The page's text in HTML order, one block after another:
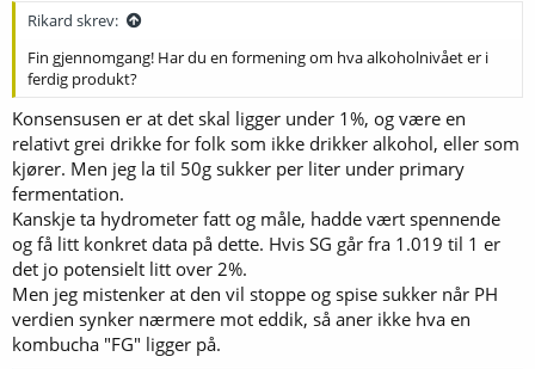
dypere i brygget når den blir stor nokk.
Da vil ny scoby skive utvikles på toppen (så sant brygget ikke er for
surt og det er fremdeles sukker i den).
bruke i kompost, til å kickstarte nye kombucha kulturer, eller gi bort
til andre som ønsker å brygge kombucha.
Scoby hotell funker også som en backup i tilfelle du utvikler mugg i
en ny kombucha fermentering. Om det oppstår mugg under
fermentering av ny kombucha, burde alt kastes. Man har da en
"reset" med å starte på nytt med en skive fra scoby hotellet.
Fermentering av ny kombucha:
Vis vedlegget 75729
Denne inneholder søt svart te, og er under aktiv fermentering.
Fermentering er noe saktere en med fermentering av øl. Det tar 7-14
dager i relativt høy temperatur (20-30 grader).
Rikard skrev:
Fin gjennomgang! Har du en formening om hva alkoholnivået er i
ferdig produkt?
Konsensusen er at det skal ligger under 1%, og være en
relativt grei drikke for folk som ikke drikker alkohol, eller som
kjører. Men jeg la til 50g sukker per liter under primary
fermentation.
Kanskje ta hydrometer fatt og måle, hadde vært spennende
og få litt konkret data på dette. Hvis SG går fra 1.019 til 1 er
det jo potensielt litt over 2%.
Men jeg mistenker at den vil stoppe og spise sukker når PH
verdien synker nærmere mot eddik, så aner ikke hva en
kombucha "FG" ligger på.